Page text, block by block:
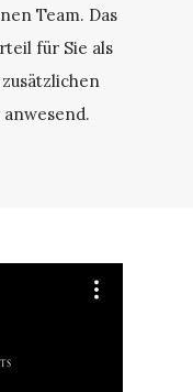
Team. Das
für Sie als